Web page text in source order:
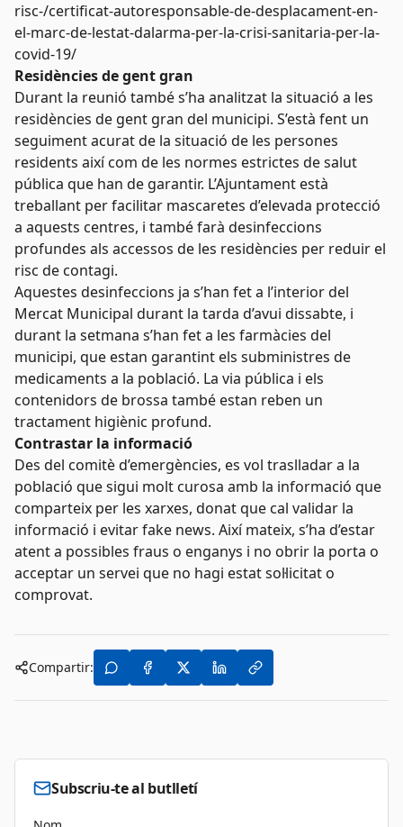
risc-/certificat-autoresponsable-de-desplacament-en-
el-marc-de-lestat-dalarma-per-la-crisi-sanitaria-per-la-
covid-19/
Residències de gent gran
Durant la reunió també s’ha analitzat la situació a les
residències de gent gran del municipi. S’està fent un
seguiment acurat de la situació de les persones
residents així com de les normes estrictes de salut
pública que han de garantir. L’Ajuntament està
treballant per facilitar mascaretes d’elevada protecció
a aquests centres, i també farà desinfeccions
profundes als accessos de les residències per reduir el
risc de contagi.
Aquestes desinfeccions ja s’han fet a l’interior del
Mercat Municipal durant la tarda d’avui dissabte, i
durant la setmana s’han fet a les farmàcies del
municipi, que estan garantint els subministres de
medicaments a la població. La via pública i els
contenidors de brossa també estan reben un
tractament higiènic profund.
Contrastar la informació
Des del comitè d’emergències, es vol traslladar a la
població que sigui molt curosa amb la informació que
comparteix per les xarxes, donat que cal validar la
informació i evitar fake news. Així mateix, s’ha d’estar
atent a possibles fraus o enganys i no obrir la porta o
acceptar un servei que no hagi estat sol·licitat o
comprovat.
Compartir:
Subscriu-te al butlletí